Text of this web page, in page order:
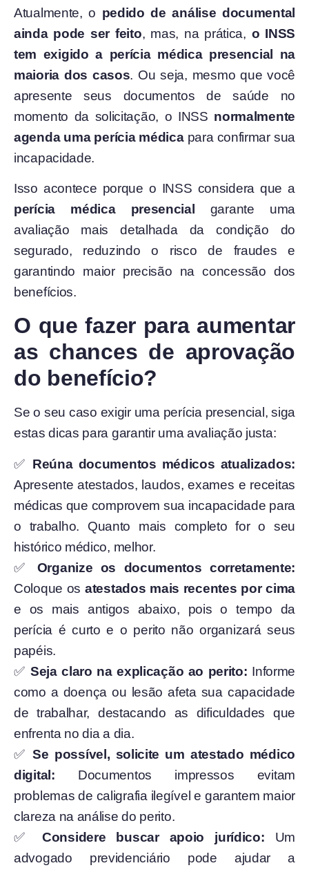
Atualmente, o pedido de análise documental
ainda pode ser feito, mas, na prática, o INSS
tem exigido a perícia médica presencial na
maioria dos casos. Ou seja, mesmo que você
apresente seus documentos de saúde no
momento da solicitação, o INSS normalmente
agenda uma perícia médicapara confirmar sua
incapacidade.
Isso acontece porque o INSS considera que a
perícia médica presencial
garante uma
avaliação mais detalhada da condição do
segurado, reduzindo o risco de fraudes e
garantindo maior precisão na concessão dos
benefícios.
O que fazer para aumentar
as chances de aprovação
do benefício?
Se o seu caso exigir uma perícia presencial, siga
estas dicas para garantir uma avaliação justa:
✅ Reúna documentos médicos atualizados:
Apresente atestados, laudos, exames e receitas
médicas que comprovem sua incapacidade para
o trabalho. Quanto mais completo for o seu
histórico médico, melhor.
✅ Organize os documentos corretamente:
Coloque os atestados mais recentes por cima
e os mais antigos abaixo, pois o tempo da
perícia é curto e o perito não organizará seus
papéis.
✅Seja claro na explicação ao perito: Informe
como a doença ou lesão afeta sua capacidade
de trabalhar, destacando as dificuldades que
enfrenta no dia a dia.
✅Se possível, solicite um atestado médico
digital: Documentos impressos evitam
problemas de caligrafia ilegível e garantem maior
clareza na análise do perito.
✅Considere buscar apoio jurídico: Um
advogado previdenciário pode ajudar a